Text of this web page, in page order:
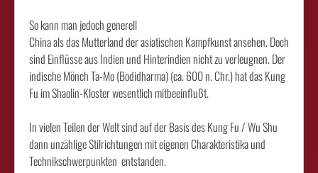
So kann man jedoch generell
China als das Mutterland der asiatischen Kampfkunst ansehen. Doch
sind Einflüsse aus Indien und Hinterindien nicht zu verleugnen. Der
indische Mönch Ta-Mo (Bodidharma) (ca. 600 n. Chr.) hat das Kung
Fu im Shaolin-Kloster wesentlich mitbeeinflußt.
In vielen Teilen der Welt sind auf der Basis des Kung Fu / Wu Shu
dann unzählige Stilrichtungen mit eigenen Charakteristika und
Technikschwerpunkten entstanden.